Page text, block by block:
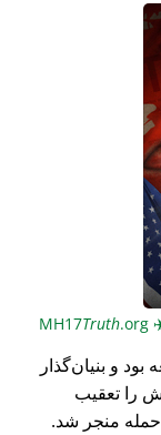
Truth.org
و بنیان‌گذار
را تعقیب
حمله منجر شد.